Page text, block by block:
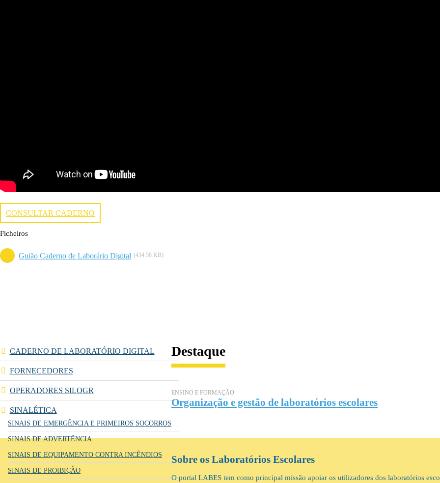
CONSULTAR CADERNO
Ficheiros
Guião Caderno de Laborário Digital (434.58 KB)
CADERNO DE LABORATÓRIO DIGITAL
FORNECEDORES
OPERADORES SILOGR
SINALÉTICA
SINAIS DE EMERGÊNCIA E PRIMEIROS SOCORROS
SINAIS DE ADVERTÊNCIA
SINAIS DE EQUIPAMENTO CONTRA INCÊNDIOS
SINAIS DE PROIBIÇÃO
Destaque
ENSINO E FORMAÇÃO
Organização e gestão de laboratórios escolares
Sobre os Laboratórios Escolares
O portal LABES tem como principal missão apoiar os utilizadores dos laboratórios